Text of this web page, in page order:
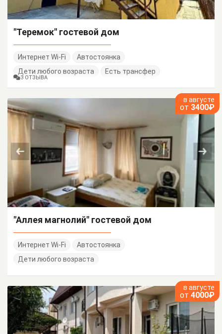
"Теремок" гостевой дом
Интернет Wi-Fi
Автостоянка
Дети любого возраста
Есть трансфер
3 ОТЗЫВА
в августе
от 3400₽
"Аллея магнолий" гостевой дом
Интернет Wi-Fi
Автостоянка
Дети любого возраста
в августе
от 4000₽